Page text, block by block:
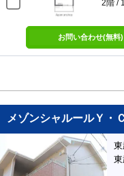
2階 /
お問い合わせ(無料)
メゾンシャルールＹ・Ｃ